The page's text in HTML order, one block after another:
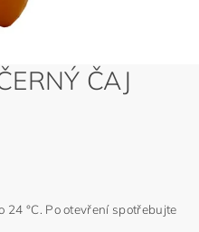
ČAJ
24 °C. Po otevření spotřebujte